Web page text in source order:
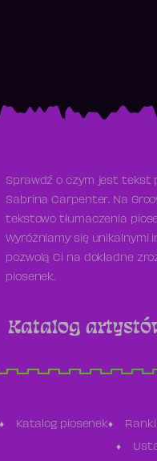
Sprawdź o czym jest tekst
Sabrina Carpenter. Na
tekstowo tłumaczenia
Wyróżniamy się
pozwolą Ci na dokładne
piosenek.
Katalog
Katalog piosenek